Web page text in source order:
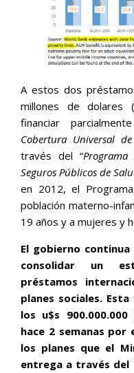
A estos dos
millones de dolares
financiar
Cobertura Universal
través del “
Seguros Públicos de
en 2012, el
población materno-
19 años y a mujeres y
El gobierno
consolidar un
préstamos
planes sociales.
los u$s 900.000.000
hace 2 semanas por
los planes que el
entrega a través del